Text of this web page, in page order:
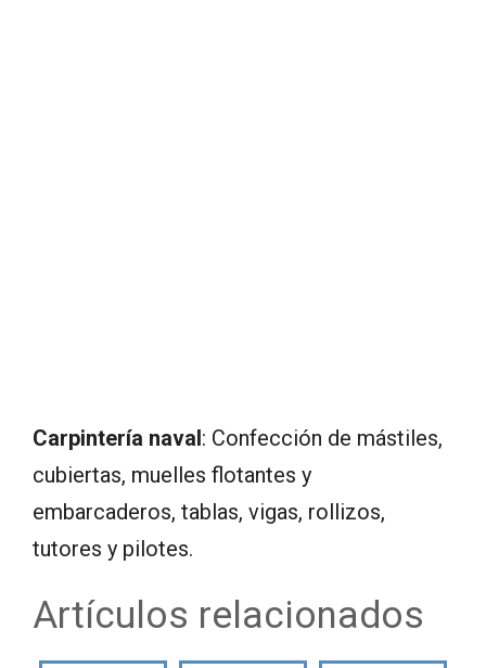
Carpintería naval: Confección de mástiles,
cubiertas, muelles flotantes y
embarcaderos, tablas, vigas, rollizos,
tutores y pilotes.
Artículos relacionados